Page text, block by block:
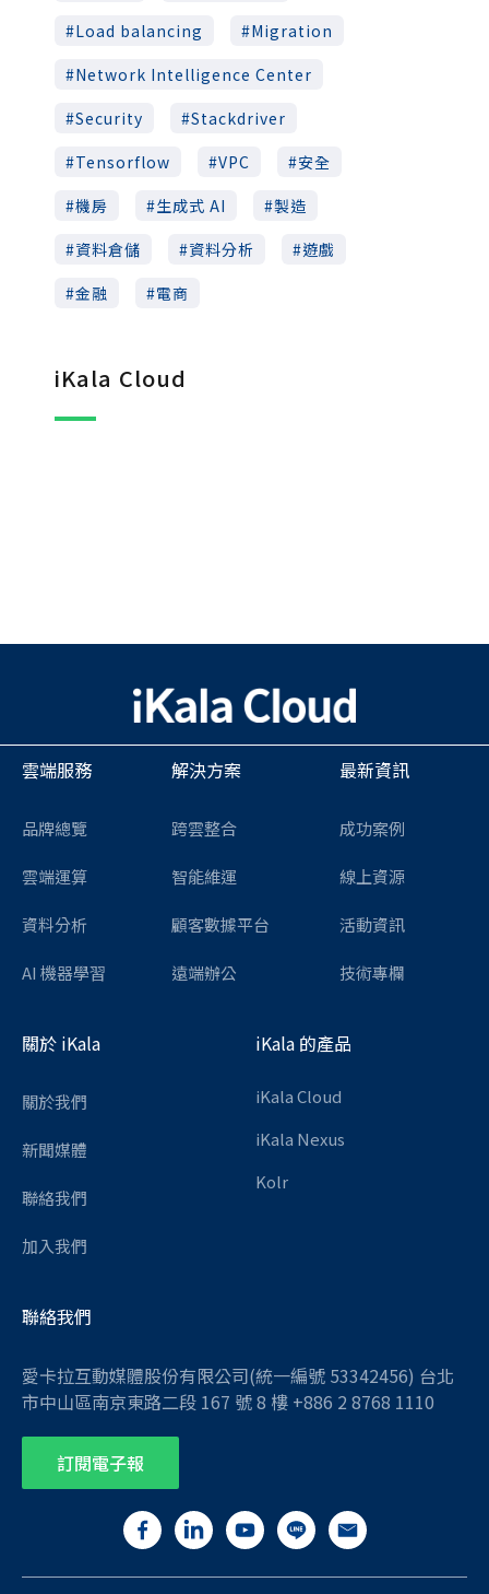
Load balancing
Migration
Network Intelligence Center
Security
Stackdriver
Tensorflow
VPC
安全
機房
生成式 AI
製造
資料倉儲
資料分析
遊戲
金融
電商
iKala Cloud
雲端服務
品牌總覽
雲端運算
資料分析
AI 機器學習
解決方案
跨雲整合
智能維運
顧客數據平台
遠端辦公
最新資訊
成功案例
線上資源
活動資訊
技術專欄
關於 iKala
關於我們
新聞媒體
聯絡我們
加入我們
iKala 的產品
iKala Cloud
iKala Nexus
Kolr
聯絡我們
愛卡拉互動媒體股份有限公司(統一編號 53342456) 台北
市中山區南京東路二段 167 號 8 樓 +886 2 8768 1110
訂閱電子報